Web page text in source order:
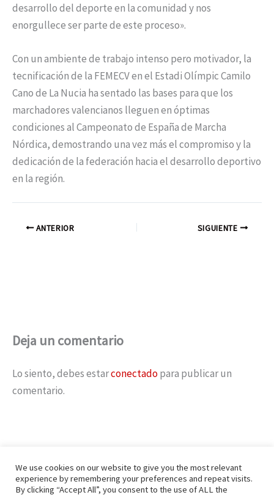
desarrollo del deporte en la comunidad y nos
enorgullece ser parte de este proceso».
Con un ambiente de trabajo intenso pero motivador, la
tecnificación de la FEMECV en el Estadi Olímpic Camilo
Cano de La Nucia ha sentado las bases para que los
marchadores valencianos lleguen en óptimas
condiciones al Campeonato de España de Marcha
Nórdica, demostrando una vez más el compromiso y la
dedicación de la federación hacia el desarrollo deportivo
en la región.
ANTERIOR SIGUIENTE
Deja un comentario
Lo siento, debes estarconectadopara publicar un
comentario.
We use cookies on our website to give you the most relevant
experience by remembering your preferences and repeat visits.
By clicking “Accept All”, you consent to the use of ALL the